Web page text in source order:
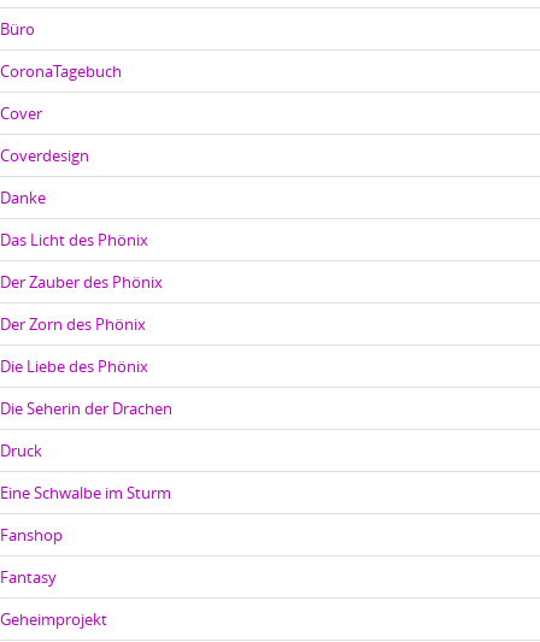
Büro
CoronaTagebuch
Cover
Coverdesign
Danke
Das Licht des Phönix
Der Zauber des Phönix
Der Zorn des Phönix
Die Liebe des Phönix
Die Seherin der Drachen
Druck
Eine Schwalbe im Sturm
Fanshop
Fantasy
Geheimprojekt